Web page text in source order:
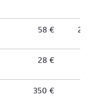
58 € 2
28 €
350 €